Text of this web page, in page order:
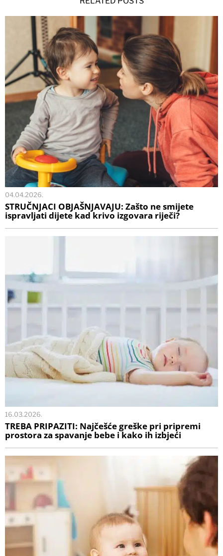
04.04.2026.
STRUČNJACI OBJAŠNJAVAJU: Zašto ne smijete
ispravljati dijete kad krivo izgovara riječi?
16.03.2026.
TREBA PRIPAZITI: Najčešće greške pri pripremi
prostora za spavanje bebe i kako ih izbjeći